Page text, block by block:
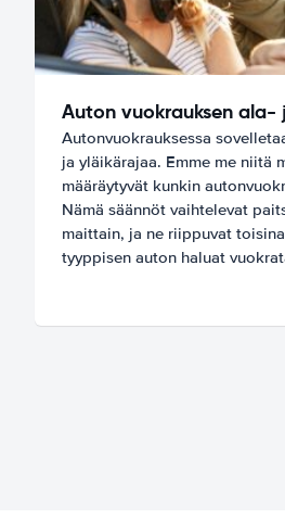
Auton vuokrauksen ala-
Autonvuokrauksessa
ja yläikärajaa. Emme me niitä
määräytyvät kunkin
Nämä säännöt vaihtelevat
maittain, ja ne riippuvat
tyyppisen auton haluat